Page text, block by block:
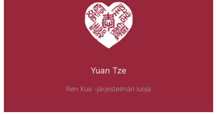
Yuan Tze
Ren Xue -järjestelmän luoja